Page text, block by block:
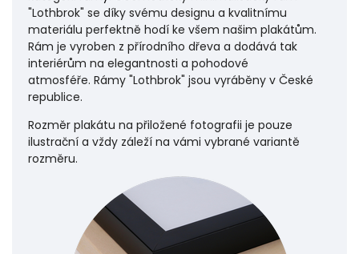
"Lothbrok" se díky svému designu a kvalitnímu
materiálu perfektně hodí ke všem našim plakátům.
Rám je vyroben z přírodního dřeva a dodává tak
interiérům na elegantnosti a pohodové
atmosféře. Rámy "Lothbrok" jsou vyráběny v České
republice.
Rozměr plakátu na přiložené fotografii je pouze
ilustrační a vždy záleží na vámi vybrané variantě
rozměru.